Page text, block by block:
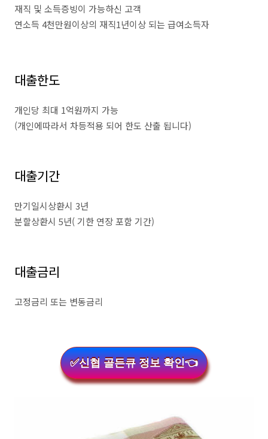
재직 및 소득증빙이 가능하신 고객
연소득 4천만원이상의 재직1년이상 되는 급여소득자
대출한도
개인당 최대 1억원까지 가능
(개인에따라서 차등적용 되어 한도 산출 됩니다)
대출기간
만기일시상환시 3년
분할상환시 5년( 기한 연장 포함 기간)
대출금리
고정금리 또는 변동금리
✅신협 골든큐 정보 확인👈